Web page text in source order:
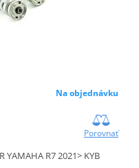
Na objednávku
Porovnať
YAMAHA R7 2021> KYB